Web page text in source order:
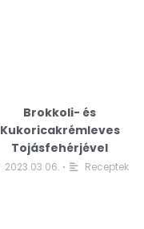
Brokkoli- és
Kukoricakrémleves
Tojásfehérjével
2023.03.06. • Receptek